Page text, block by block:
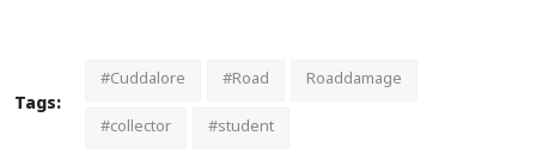
Tags:
#Cuddalore #Road Roaddamage
#collector #student